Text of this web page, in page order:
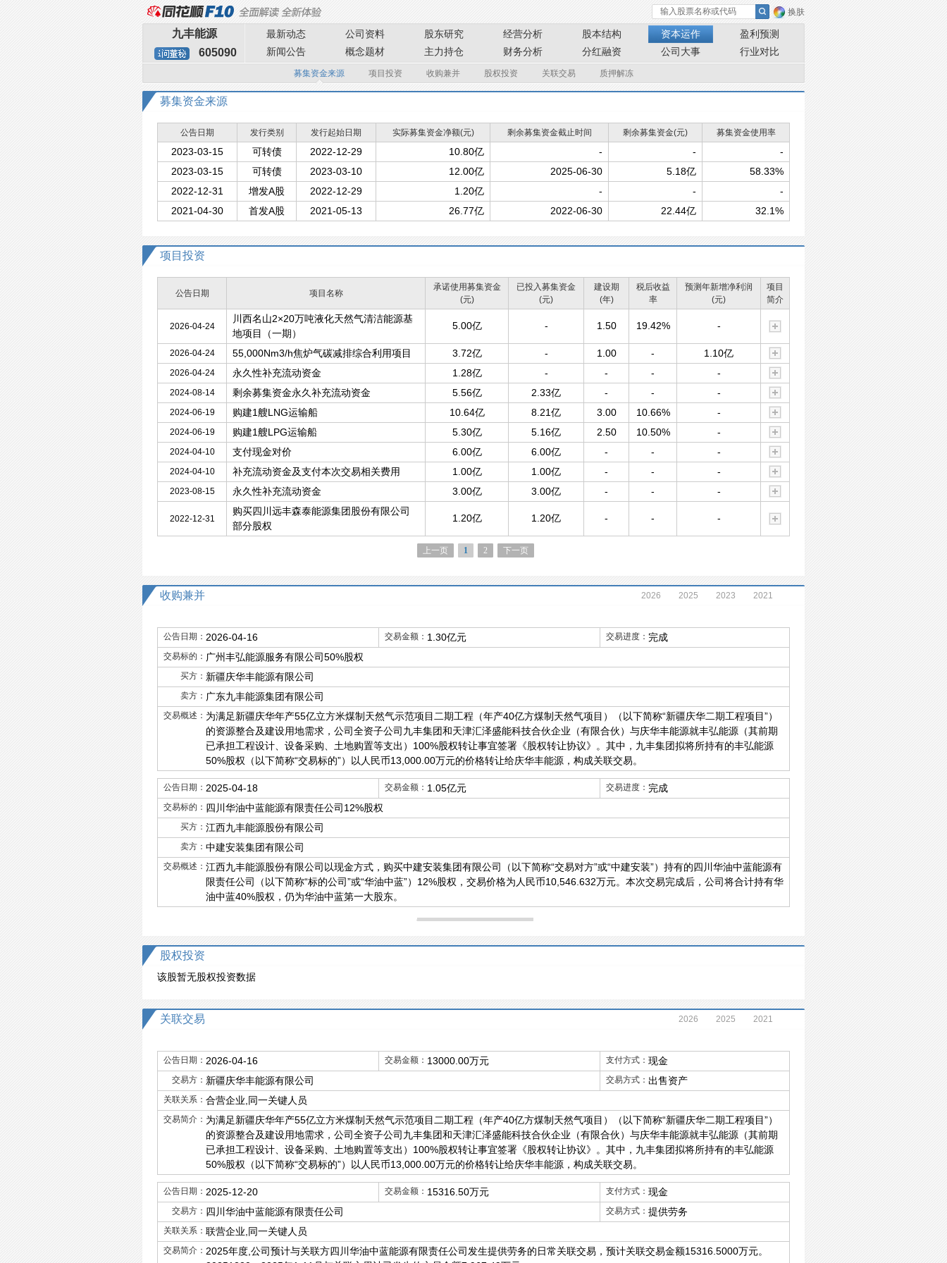
换肤
九丰能源
605090
最新动态 公司资料 股东研究 经营分析 股本结构 资本运作
盈利预测
新闻公告
概念题材 主力持仓 财务分析 分红融资 公司大事 行业对比
募集资金来源 项目投资 收购兼并 股权投资 关联交易 质押解冻
募集资金来源
公告日期 发行类别 发行起始日期 实际募集资金净额(元) 剩余募集资金截止时间 剩余募集资金(元) 募集资金使用率
2023-03-15 可转债 2022-12-29 10.80亿 - -
-
2023-03-15
可转债 2023-03-10 12.00亿 2025-06-30 5.18亿
58.33%
2022-12-31
增发A股 2022-12-29 1.20亿 - -
-
2021-04-30
首发A股 2021-05-13 26.77亿 2022-06-30 22.44亿 32.1%
项目投资
公告日期 项目名称
承诺使用募集资金
(元)
已投入募集资金
(元)
建设期
(年)
税后收益
率
预测年新增净利润
(元)
项目
简介
2026-04-24
川西名山2×20万吨液化天然气清洁能源基
地项目（一期）
5.00亿 - 1.50 19.42% -
2026-04-24 55,000Nm3/h焦炉气碳减排综合利用项目 3.72亿 - 1.00 - 1.10亿
2026-04-24 永久性补充流动资金 1.28亿 - - - -
2024-08-14 剩余募集资金永久补充流动资金 5.56亿 2.33亿 - - -
2024-06-19 购建1艘LNG运输船 10.64亿 8.21亿 3.00 10.66% -
2024-06-19 购建1艘LPG运输船 5.30亿 5.16亿 2.50 10.50% -
2024-04-10 支付现金对价 6.00亿 6.00亿 - - -
2024-04-10 补充流动资金及支付本次交易相关费用 1.00亿 1.00亿 - - -
2023-08-15 永久性补充流动资金 3.00亿 3.00亿 - - -
2022-12-31
购买四川远丰森泰能源集团股份有限公司
部分股权
1.20亿 1.20亿 - - -
上一页 1 2 下一页
收购兼并 2026 2025 2023 2021
公告日期： 2026-04-16 交易金额： 1.30亿元 交易进度： 完成
交易标的： 广州丰弘能源服务有限公司50%股权
买方： 新疆庆华丰能源有限公司
卖方： 广东九丰能源集团有限公司
交易概述： 为满足新疆庆华年产55亿立方米煤制天然气示范项目二期工程（年产40亿方煤制天然气项目）（以下简称“新疆庆华二期工程项目”）
的资源整合及建设用地需求，公司全资子公司九丰集团和天津汇泽盛能科技合伙企业（有限合伙）与庆华丰能源就丰弘能源（其前期
已承担工程设计、设备采购、土地购置等支出）100%股权转让事宜签署《股权转让协议》。其中，九丰集团拟将所持有的丰弘能源
50%股权（以下简称“交易标的”）以人民币13,000.00万元的价格转让给庆华丰能源，构成关联交易。
公告日期： 2025-04-18 交易金额： 1.05亿元 交易进度： 完成
交易标的： 四川华油中蓝能源有限责任公司12%股权
买方： 江西九丰能源股份有限公司
卖方： 中建安装集团有限公司
交易概述： 江西九丰能源股份有限公司以现金方式，购买中建安装集团有限公司（以下简称“交易对方”或“中建安装”）持有的四川华油中蓝能源有
限责任公司（以下简称“标的公司”或“华油中蓝”）12%股权，交易价格为人民币10,546.632万元。本次交易完成后，公司将合计持有华
油中蓝40%股权，仍为华油中蓝第一大股东。
股权投资
该股暂无股权投资数据
关联交易 2026 2025 2021
公告日期： 2026-04-16 交易金额： 13000.00万元 支付方式： 现金
交易方： 新疆庆华丰能源有限公司 交易方式： 出售资产
关联关系： 合营企业,同一关键人员
交易简介： 为满足新疆庆华年产55亿立方米煤制天然气示范项目二期工程（年产40亿方煤制天然气项目）（以下简称“新疆庆华二期工程项目”）
的资源整合及建设用地需求，公司全资子公司九丰集团和天津汇泽盛能科技合伙企业（有限合伙）与庆华丰能源就丰弘能源（其前期
已承担工程设计、设备采购、土地购置等支出）100%股权转让事宜签署《股权转让协议》。其中，九丰集团拟将所持有的丰弘能源
50%股权（以下简称“交易标的”）以人民币13,000.00万元的价格转让给庆华丰能源，构成关联交易。
公告日期： 2025-12-20 交易金额： 15316.50万元 支付方式： 现金
交易方： 四川华油中蓝能源有限责任公司 交易方式： 提供劳务
关联关系： 联营企业,同一关键人员
交易简介： 2025年度,公司预计与关联方四川华油中蓝能源有限责任公司发生提供劳务的日常关联交易，预计关联交易金额15316.5000万元。